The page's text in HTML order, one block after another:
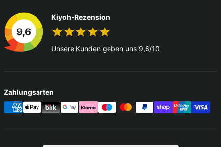
9,6
Kiyoh-Rezension
Unsere Kunden geben uns 9,6/10
Zahlungsarten